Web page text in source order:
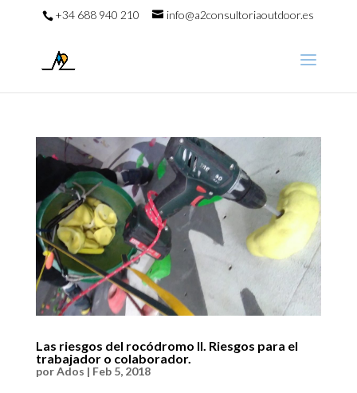
+34 688 940 210 info@a2consultoriaoutdoor.es
Las riesgos del rocódromo II. Riesgos para el
trabajador o colaborador.
porAdos | Feb 5, 2018